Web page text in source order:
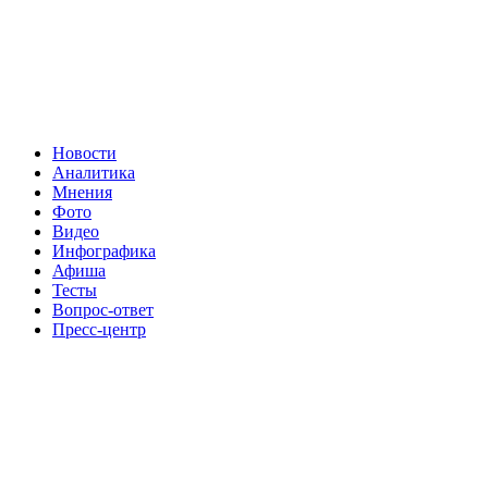
Новости
Аналитика
Мнения
Фото
Видео
Инфографика
Афиша
Тесты
Вопрос-ответ
Пресс-центр